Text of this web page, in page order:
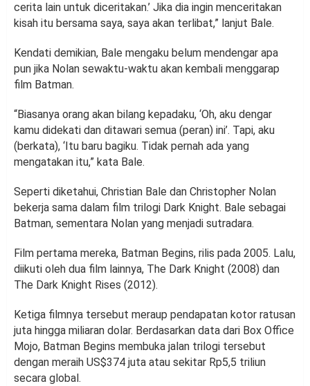
cerita lain untuk diceritakan.’ Jika dia ingin menceritakan
kisah itu bersama saya, saya akan terlibat,” lanjut Bale.
Kendati demikian, Bale mengaku belum mendengar apa
pun jika Nolan sewaktu-waktu akan kembali menggarap
film Batman.
“Biasanya orang akan bilang kepadaku, ‘Oh, aku dengar
kamu didekati dan ditawari semua (peran) ini’. Tapi, aku
(berkata), ‘Itu baru bagiku. Tidak pernah ada yang
mengatakan itu,” kata Bale.
Seperti diketahui, Christian Bale dan Christopher Nolan
bekerja sama dalam film trilogi Dark Knight. Bale sebagai
Batman, sementara Nolan yang menjadi sutradara.
Film pertama mereka, Batman Begins, rilis pada 2005. Lalu,
diikuti oleh dua film lainnya, The Dark Knight (2008) dan
The Dark Knight Rises (2012).
Ketiga filmnya tersebut meraup pendapatan kotor ratusan
juta hingga miliaran dolar. Berdasarkan data dari Box Office
Mojo, Batman Begins membuka jalan trilogi tersebut
dengan meraih US$374 juta atau sekitar Rp5,5 triliun
secara global.